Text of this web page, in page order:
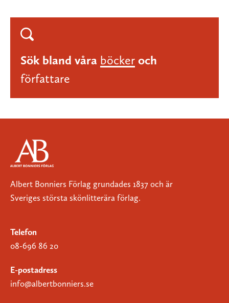
Sök bland våra böcker och
författare
Albert Bonniers Förlag grundades 1837 och är
Sveriges största skönlitterära förlag.
Telefon
08-696 86 20
E-postadress
info@albertbonniers.se